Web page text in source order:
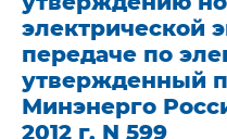
электрической
передаче по
утвержденный
Минэнерго
2012 г. N 599